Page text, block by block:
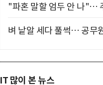
"파혼 말할 엄두 안 나"…
벼 낱알 세다 풀썩… 공무
IT 많이 본 뉴스